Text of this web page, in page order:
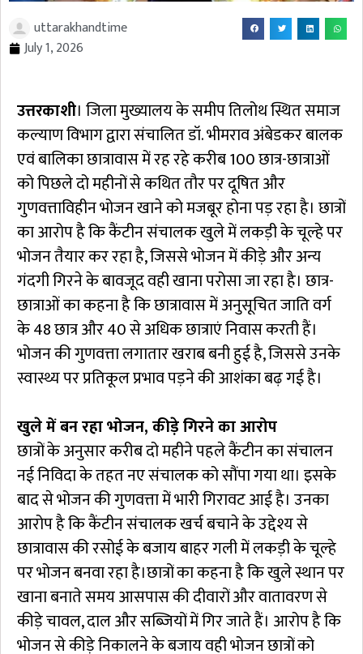
uttarakhandtime
July 1, 2026
उत्तरकाशी। जिला मुख्यालय के समीप तिलोथ स्थित समाज
कल्याण विभाग द्वारा संचालित डॉ. भीमराव अंबेडकर बालक
एवं बालिका छात्रावास में रह रहे करीब 100 छात्र-छात्राओं
को पिछले दो महीनों से कथित तौर पर दूषित और
गुणवत्ताविहीन भोजन खाने को मजबूर होना पड़ रहा है। छात्रों
का आरोप है कि कैंटीन संचालक खुले में लकड़ी के चूल्हे पर
भोजन तैयार कर रहा है, जिससे भोजन में कीड़े और अन्य
गंदगी गिरने के बावजूद वही खाना परोसा जा रहा है। छात्र-
छात्राओं का कहना है कि छात्रावास में अनुसूचित जाति वर्ग
के 48 छात्र और 40 से अधिक छात्राएं निवास करती हैं।
भोजन की गुणवत्ता लगातार खराब बनी हुई है, जिससे उनके
स्वास्थ्य पर प्रतिकूल प्रभाव पड़ने की आशंका बढ़ गई है।
खुले में बन रहा भोजन, कीड़े गिरने का आरोप
छात्रों के अनुसार करीब दो महीने पहले कैंटीन का संचालन
नई निविदा के तहत नए संचालक को सौंपा गया था। इसके
बाद से भोजन की गुणवत्ता में भारी गिरावट आई है। उनका
आरोप है कि कैंटीन संचालक खर्च बचाने के उद्देश्य से
छात्रावास की रसोई के बजाय बाहर गली में लकड़ी के चूल्हे
पर भोजन बनवा रहा है।छात्रों का कहना है कि खुले स्थान पर
खाना बनाते समय आसपास की दीवारों और वातावरण से
कीड़े चावल, दाल और सब्जियों में गिर जाते हैं। आरोप है कि
भोजन से कीड़े निकालने के बजाय वही भोजन छात्रों को